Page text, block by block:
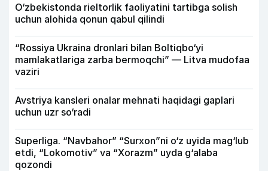
O‘zbekistonda rieltorlik faoliyatini tartibga solish
uchun alohida qonun qabul qilindi
“Rossiya Ukraina dronlari bilan Boltiqbo‘yi
mamlakatlariga zarba bermoqchi” — Litva mudofaa
vaziri
Avstriya kansleri onalar mehnati haqidagi gaplari
uchun uzr so‘radi
Superliga. “Navbahor” “Surxon”ni o‘z uyida mag‘lub
etdi, “Lokomotiv” va “Xorazm” uyda g‘alaba
qozondi